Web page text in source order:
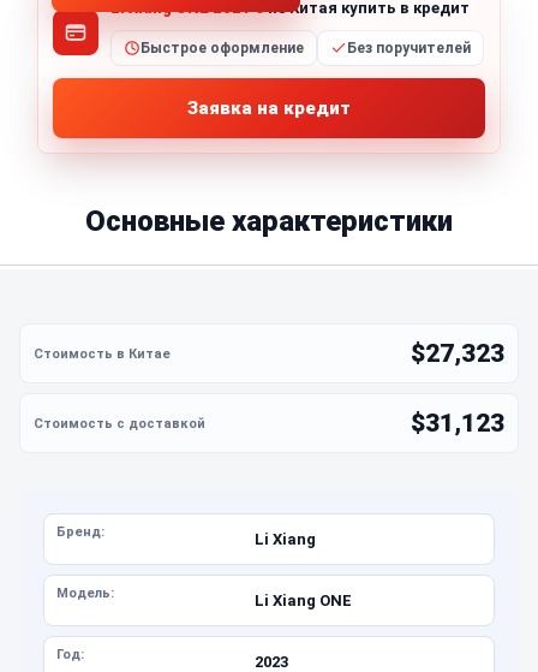
Li Xiang ONE 2021 6из Китая купить в кредит
Быстрое оформление Без поручителей
Заявка на кредит
Основные характеристики
$27,323
$31,123
Бренд: Li Xiang
Модель: Li Xiang ONE
Год: 2023